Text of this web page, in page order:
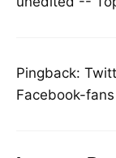
Pingback:
Facebook-